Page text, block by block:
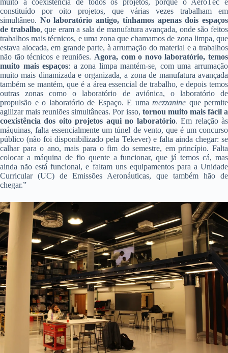
muito à coexistência de todos os projetos, porque o AeroTéc é
constituído por oito projetos, que várias vezes trabalham em
simultâneo. No laboratório antigo, tínhamos apenas dois espaços
de trabalho, que eram a sala de manufatura avançada, onde são feitos
trabalhos mais técnicos, e uma zona que chamamos de zona limpa, que
estava alocada, em grande parte, à arrumação do material e a trabalhos
não tão técnicos e reuniões. Agora, com o novo laboratório, temos
muito mais espaços: a zona limpa mantém-se, com uma arrumação
muito mais dinamizada e organizada, a zona de manufatura avançada
também se mantém, que é a área essencial de trabalho, e depois temos
outras zonas como o laboratório de aviónica, o laboratório de
propulsão e o laboratório de Espaço. E uma mezzanine que permite
agilizar mais reuniões simultâneas. Por isso, tornou muito mais fácil a
coexistência dos oito projetos aqui no laboratório. Em relação às
máquinas, falta essencialmente um túnel de vento, que é um concurso
público (não foi disponibilizado pela Tekever) e falta ainda chegar: se
calhar para o ano, mais para o fim do semestre, em princípio. Falta
colocar a máquina de fio quente a funcionar, que já temos cá, mas
ainda não está funcional, e faltam uns equipamentos para a Unidade
Curricular (UC) de Emissões Aeronáuticas, que também hão de
chegar.”